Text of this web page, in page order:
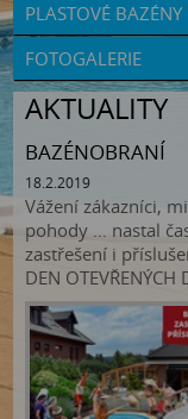
PLASTOVÉ BAZÉNY
FOTOGALERIE
AKTUALITY
BAZÉNOBRANÍ
18.2.2019
Vážení zákazníci,
pohody … nastal
zastřešení i
DEN